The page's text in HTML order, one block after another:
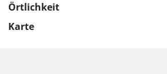
Örtlichkeit
Karte